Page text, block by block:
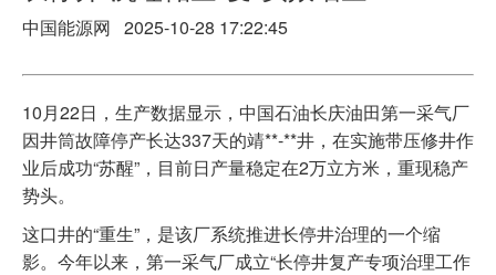
电力
新能源
分布式能源
中国能源网 2025-10-28 17:22:45
10月22日，生产数据显示，中国石油长庆油田第一采气厂
因井筒故障停产长达337天的靖**-**井，在实施带压修井作
业后成功“苏醒”，目前日产量稳定在2万立方米，重现稳产
势头。
这口井的“重生”，是该厂系统推进长停井治理的一个缩
影。今年以来，第一采气厂成立“长停井复产专项治理工作